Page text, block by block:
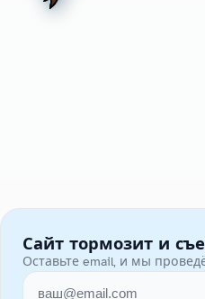
Сайт тормозит и
Оставьте email, и мы